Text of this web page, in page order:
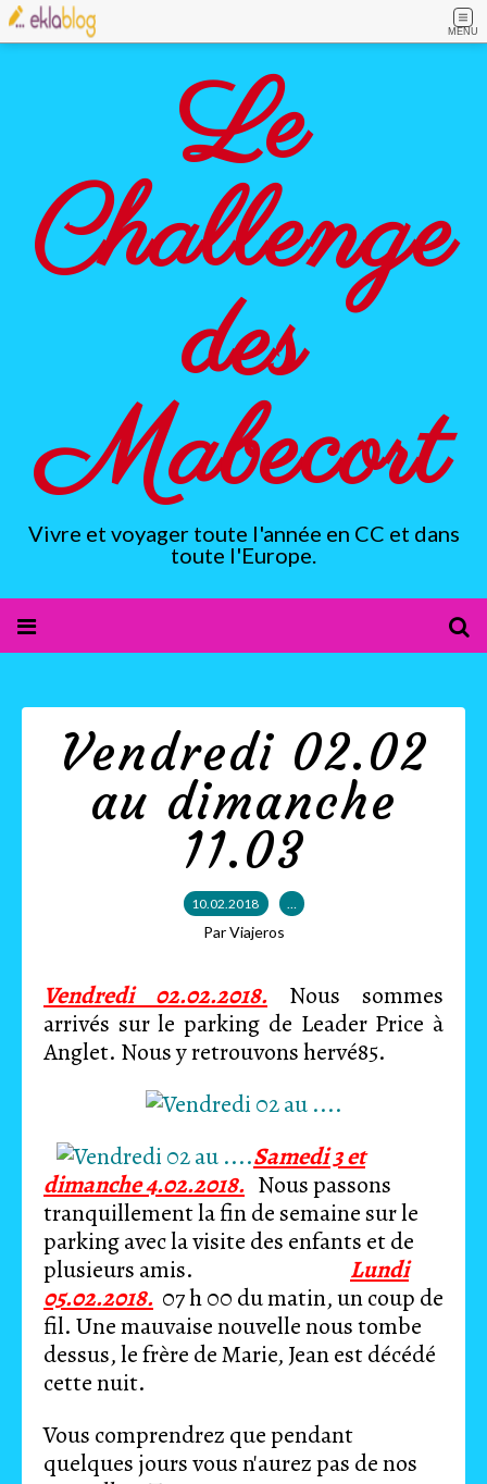
MENU
Le
Challenge
des
Mabecort
Vivre et voyager toute l'année en CC et dans
toute l'Europe.
Vendredi 02.02
au dimanche
11.03
10.02.2018 …
Par Viajeros
Vendredi 02.02.2018. Nous sommes
arrivés sur le parking de Leader Price à
Anglet. Nous y retrouvons hervé85.
Samedi 3 et
dimanche 4.02.2018. Nous passons
tranquillement la fin de semaine sur le
parking avec la visite des enfants et de
plusieurs amis. Lundi
05.02.2018. 07 h 00 du matin, un coup de
fil. Une mauvaise nouvelle nous tombe
dessus, le frère de Marie, Jean est décédé
cette nuit.
Vous comprendrez que pendant
quelques jours vous n'aurez pas de nos